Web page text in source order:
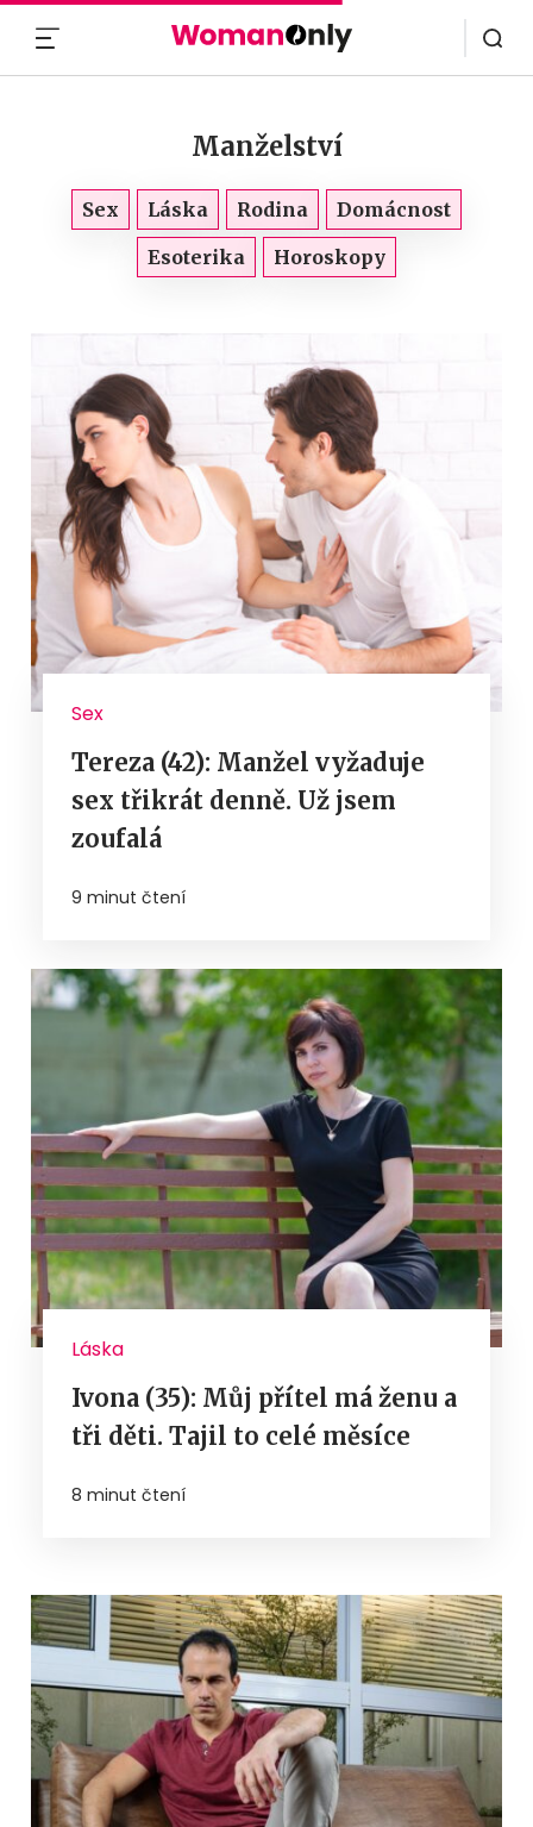
Manželství
Sex Láska Rodina
Domácnost
Esoterika
Horoskopy
Sex
Tereza (42): Manžel vyžaduje
sex třikrát denně. Už jsem
zoufalá
9 minut čtení
Láska
Ivona (35): Můj přítel má ženu a
tři děti. Tajil to celé měsíce
8 minut čtení